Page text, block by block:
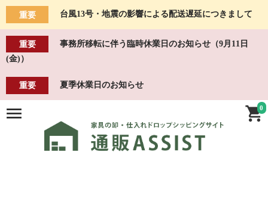
重要 台風13号・地震の影響による配送遅延につきまして
重要
事務所移転に伴う臨時休業日のお知らせ（9月11日
(金)）
重要 夏季休業日のお知らせ
0